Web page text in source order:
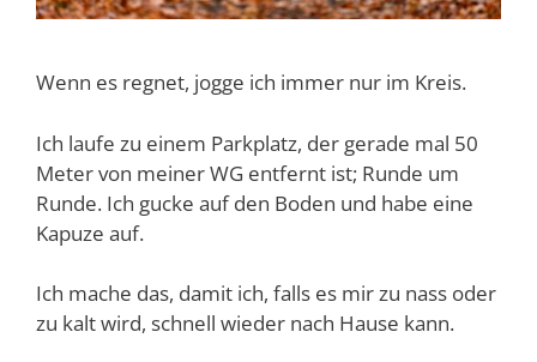
Wenn es regnet, jogge ich immer nur im Kreis.
Ich laufe zu einem Parkplatz, der gerade mal 50
Meter von meiner WG entfernt ist; Runde um
Runde. Ich gucke auf den Boden und habe eine
Kapuze auf.
Ich mache das, damit ich, falls es mir zu nass oder
zu kalt wird, schnell wieder nach Hause kann.